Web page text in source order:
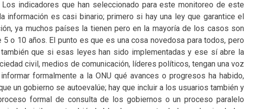
Los indicadores que han seleccionado para este monitoreo de este
información es casi binario; primero si hay una ley que garantice el
ya muchos países la tienen pero en la mayoría de los casos son
5 o 10 años. El punto es que es una cosa novedosa para todos, pero
que si esas leyes han sido implementadas y ese sí abre la
civil, medios de comunicación, líderes políticos, tengan una voz
formalmente a la ONU qué avances o progresos ha habido,
un gobierno se autoevalúe; hay que incluir a los usuarios también y
formal de consulta de los gobiernos o un proceso paralelo